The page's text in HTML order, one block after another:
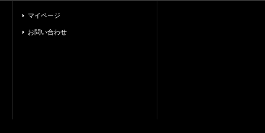
マイページ
お問い合わせ